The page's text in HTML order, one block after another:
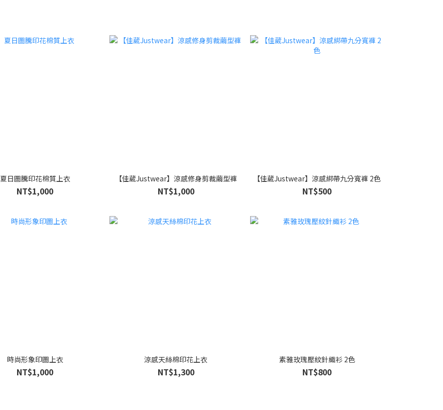
夏日圖騰印花棉質上衣
NT$1,000
【佳葳Justwear】涼感修身剪裁繭型褲
NT$1,000
【佳葳Justwear】涼感綁帶九分寬褲 2色
NT$500
時尚形象印圖上衣
NT$1,000
涼感天絲棉印花上衣
NT$1,300
素雅玫瑰壓紋針織衫 2色
NT$800